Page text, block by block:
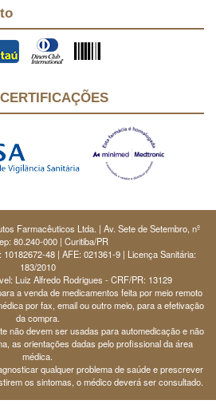
Farmacêuticos Ltda. | Av. Sete de Setembro, nº
80.240-000 | Curitiba/PR
48 | AFE: 021361-9 | Licença Sanitária:
183/2010
Luiz Alfredo Rodrigues - CRF/PR: 13129
a venda de medicamentos feita por meio remoto
por fax, email ou outro meio, para a efetivação
da compra.
não devem ser usadas para automedicação e não
as orientações dadas pelo profissional da área
médica.
qualquer problema de saúde e prescrever
os sintomas, o médico deverá ser consultado.